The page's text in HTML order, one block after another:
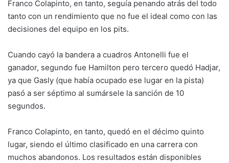
Franco Colapinto, en tanto, seguía penando atrás del todo
tanto con un rendimiento que no fue el ideal como con las
decisiones del equipo en los pits.
Cuando cayó la bandera a cuadros Antonelli fue el
ganador, segundo fue Hamilton pero tercero quedó Hadjar,
ya que Gasly (que había ocupado ese lugar en la pista)
pasó a ser séptimo al sumársele la sanción de 10
segundos.
Franco Colapinto, en tanto, quedó en el décimo quinto
lugar, siendo el último clasificado en una carrera con
muchos abandonos. Los resultados están disponibles